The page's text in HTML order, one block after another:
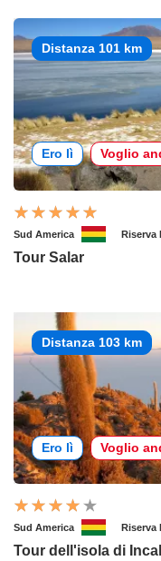
Distanza 101 km
Ero lì Voglio
Sud America Riserva
Tour Salar
Distanza 103 km
Ero lì Voglio
Sud America Riserva
Tour dell'isola di